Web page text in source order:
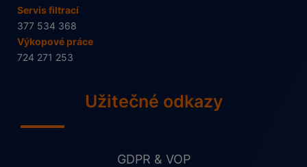
Servis filtrací
377 534 368
Výkopové práce
724 271 253
Užitečné odkazy
GDPR & VOP